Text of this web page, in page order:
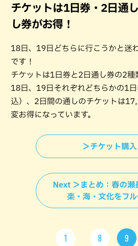
チケットは1日券・2日通
し券がお得！
18日、19日どちらに行こうかと迷
です！
チケットは1日券と2日通し券の2種
18日、19日それぞれどちらかの1
込）、2日間の通しのチケットは
変お得になっています。
＞チケット購入
Next ＞まとめ：春の瀬
楽・海・文化をフ
1 8 9